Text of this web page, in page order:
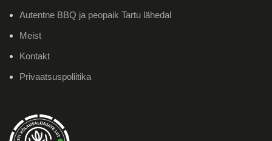
Autentne BBQ ja peopaik Tartu lähedal
Meist
Kontakt
Privaatsuspoliitika